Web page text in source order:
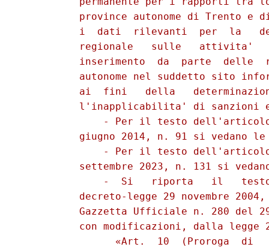
province autonome di Trento e
i  dati  rilevanti  per  la
regionale   sulle   attivita'
inserimento  da  parte  delle
autonome nel suddetto sito
ai  fini   della
l'inapplicabilita' di sanzioni
- Per il testo
giugno 2014, n. 91 si vedano
- Per il testo
settembre 2023, n. 131 si
-  Si   riporta   il
decreto-legge 29 novembre
Gazzetta Ufficiale n. 280 del
con modificazioni, dalla legge
«Art.  10  (Proroga  di